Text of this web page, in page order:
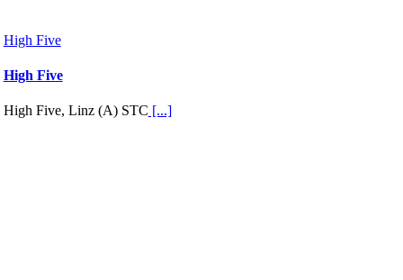
High Five
High Five
High Five, Linz (A) STC [...]